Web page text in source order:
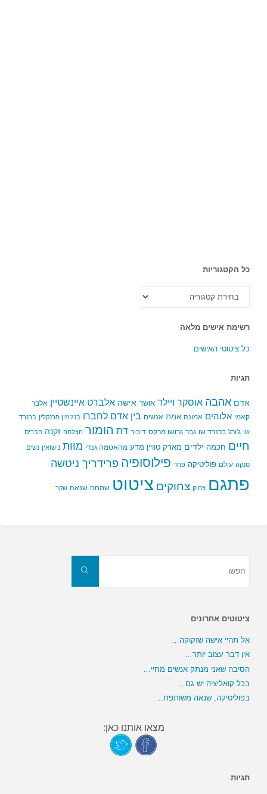
כל הקטגוריות
הקטגוריות
רשימת אישים מלאה
כל ציטוטי האישים
תגיות
אדם אהבה אוסקר ויילד אושר אישה אלברט איינשטיין אלבר
קאמי אלוהים אמונה אמת אנשים בין אדם לחברו בנג'מין פרנקלין ברנרד
שו ג'ורג' ברנרד שו גבר גרושו מרקס דיבור דת הומור הצלחה זקנה חברים
חיים חכמה ילדים מארק טוויין מדע מהאטמה גנדי מוות נישואין נשים
סנקה עולם פוליטיקה פחד פילוסופיה פרידריך ניטשה
פתגם צחוק צחוקים ציטוט שמחה שנאה שקר
חפשו
ציטוטים אחרונים
אל תהיי אישה שזקוקה…
אין דבר עצוב יותר…
הסיבה שאני מנתק אנשים מחיי…
בכל קואליציה יש גם…
בפוליטיקה, שנאה משותפת…
מצאו אותנו כאן:
תגיות